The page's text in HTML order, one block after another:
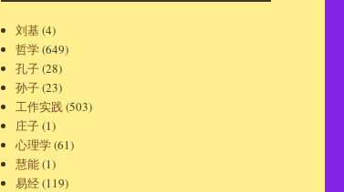
刘基(4)
哲学(649)
孔子(28)
孙子(23)
工作实践(503)
庄子(1)
心理学(61)
慧能(1)
易经(119)